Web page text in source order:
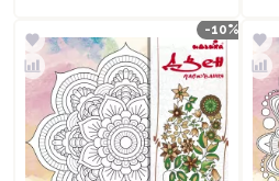
-10%